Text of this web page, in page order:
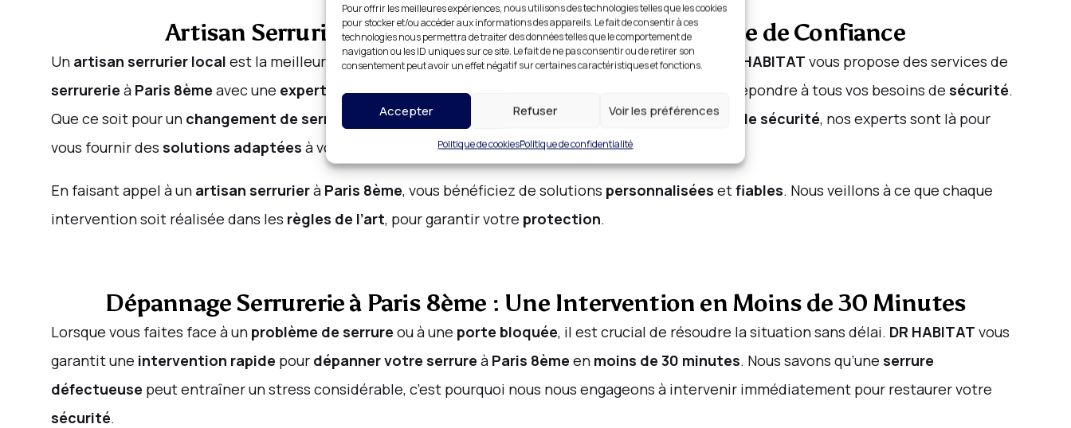
Pour offrir les meilleures expériences, nous utilisons des technologies telles que les cookies
pour stocker et/ou accéder aux informations des appareils. Le fait de consentir à ces
technologies nous permettra de traiter des données telles que le comportement de
navigation ou les ID uniques sur ce site. Le fait de ne pas consentir ou de retirer son
consentement peut avoir un effet négatif sur certaines caractéristiques et fonctions.
Accepter Refuser Voir les préférences
Politique de cookiesPolitique de confidentialité
Artisan Serrurier à Proximité de 75008 : Une Expertise de Confiance
Un artisan serrurier local est la meilleure solution pour desinterventions rapidesetsur mesure DR HABITAT vous propose des services de
serrurerie à Paris 8ème avec une expertise de confiance. Nos sont formés pour répondre à tous vos besoins de sécurité.
Que ce soit pour un changement de serrure , uneréparation de porte, ou l’installation d’unsystème de sécurité, nos experts sont là pour
vous fournir des solutions adaptées à vos exigences.
En faisant appel à un artisan serrurierà Paris 8ème, vous bénéficiez de solutions personnalisées etfiables. Nous veillons à ce que chaque
intervention soit réalisée dans les règles de l’art, pour garantir votre protection.
Dépannage Serrurerie à Paris 8ème : Une Intervention en Moins de 30 Minutes
Lorsque vous faites face à un problème de serrure ou à une porte bloquée, il est crucial de résoudre la situation sans délai. DR HABITAT vous
garantit une intervention rapide pour dépanner votre serrure à Paris 8ème en moins de 30 minutes. Nous savons qu’une serrure
défectueuse peut entraîner un stress considérable, c’est pourquoi nous nous engageons à intervenir immédiatement pour restaurer votre
sécurité.